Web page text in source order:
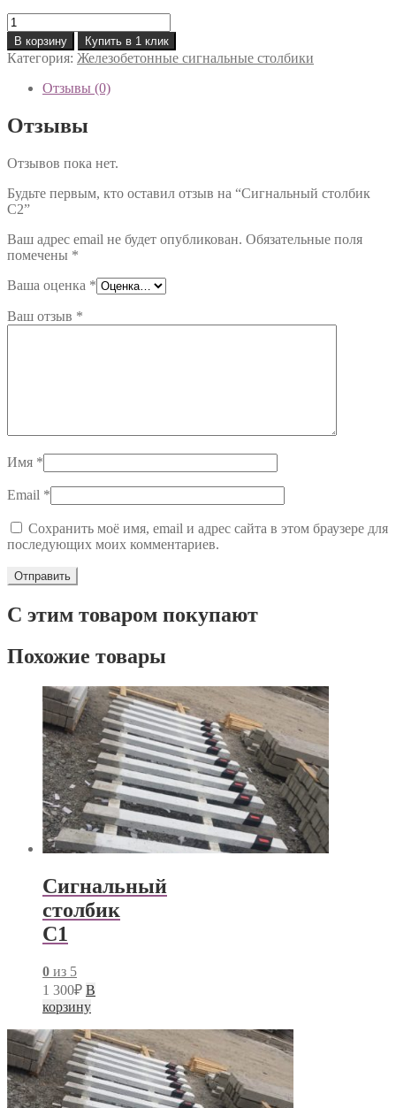
Количество
товара
Сигнальный
столбик
В корзину Купить в 1 клик
Категория: Железобетонные сигнальные столбики
Отзывы (0)
Отзывы
Отзывов пока нет.
Будьте первым, кто оставил отзыв на “Сигнальный столбик
С2”
Ваш адрес email не будет опубликован. Обязательные поля
помечены *
Ваша оценка *
Ваш отзыв *
Имя *
Email *
Сохранить моё имя, email и адрес сайта в этом браузере для
последующих моих комментариев.
С этим товаром покупают
Похожие товары
Сигнальный
столбик
С1
0 из 5
1 300₽ В
корзину